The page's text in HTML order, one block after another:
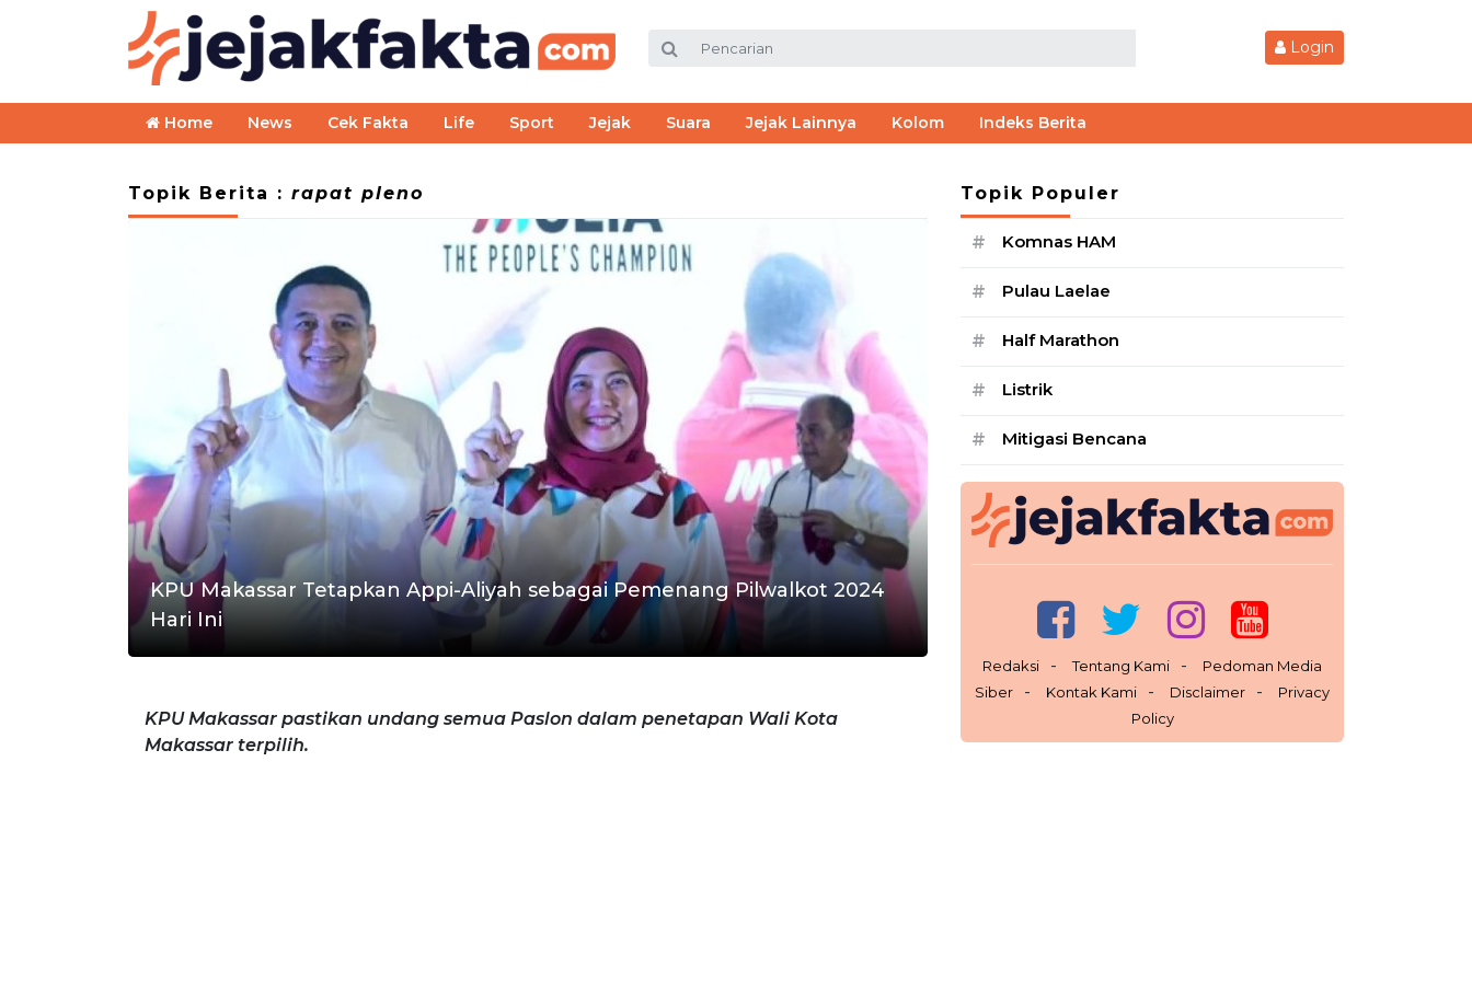
Login
Home News Cek Fakta Life Sport Jejak Suara Jejak Lainnya Kolom Indeks Berita
Topik Berita : rapat pleno
KPU Makassar Tetapkan Appi-Aliyah sebagai Pemenang Pilwalkot 2024
Hari Ini
KPU Makassar pastikan undang semua Paslon dalam penetapan Wali Kota
Makassar terpilih.
Topik Populer
# Komnas HAM
# Pulau Laelae
# Half Marathon
# Listrik
# Mitigasi Bencana
Redaksi Tentang Kami
Pedoman Media
Siber
Kontak Kami Disclaimer
Privacy
Policy